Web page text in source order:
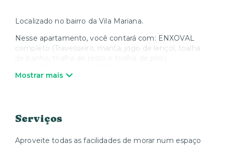
Localizado no bairro da Vila Mariana.
Nesse apartamento, você contará com: ENXOVAL
completo (Travesseiro, manta, jogo de lençol, toalha
podendo ser SOLICITADA mediante um CUSTO
- Academia (Horário de funcionamento: das 07 às 22h);
- Solarium (Horário de funcionamento: das 07 às 22h);
- Bicicletário (Permitido duas bicicletas por unidade);
Mostrar mais
Serviços
Aproveite todas as facilidades de morar num espaço